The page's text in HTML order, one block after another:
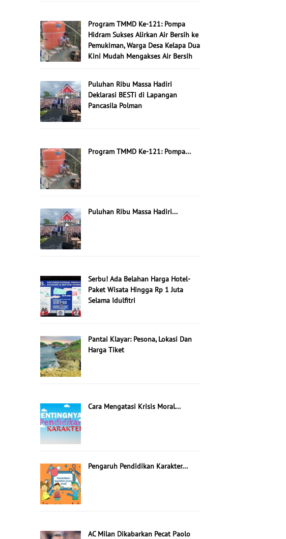
Program TMMD Ke-121: Pompa
Hidram Sukses Alirkan Air Bersih ke
Pemukiman, Warga Desa Kelapa Dua
Kini Mudah Mengakses Air Bersih
Puluhan Ribu Massa Hadiri
Deklarasi BESTi di Lapangan
Pancasila Polman
Program TMMD Ke-121: Pompa...
Puluhan Ribu Massa Hadiri...
Serbu! Ada Belahan Harga Hotel-
Paket Wisata Hingga Rp 1 Juta
Selama Idulfitri
Pantai Klayar: Pesona, Lokasi Dan
Harga Tiket
Cara Mengatasi Krisis Moral...
Pengaruh Pendidikan Karakter...
AC Milan Dikabarkan Pecat Paolo